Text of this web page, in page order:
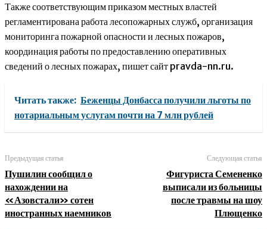
Также соответствующим приказом местных властей
регламентирована работа лесопожарных служб, организация
мониторинга пожарной опасности и лесных пожаров,
координация работы по предоставлению оперативных
сведений о лесных пожарах, пишет сайт pravda-nn.ru.
Читать также: Беженцы Донбасса получили льготы по
нотариальным услугам почти на 7 млн рублей
Предыдущая статья
Пушилин сообщил о
нахождении на
«Азовстали» сотен
иностранных наемников
Следующая статья
Фигуриста Семененко
выписали из больницы
после травмы на шоу
Плющенко